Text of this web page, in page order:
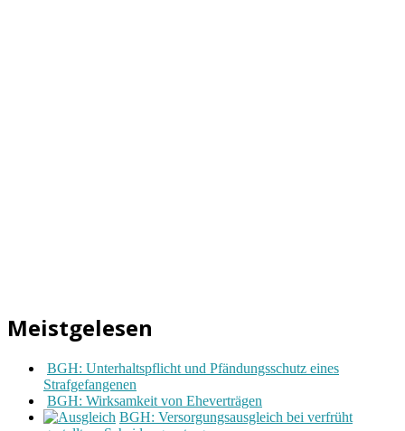
Meistgelesen
BGH: Unterhaltspflicht und Pfändungsschutz eines
Strafgefangenen
BGH: Wirksamkeit von Eheverträgen
BGH: Versorgungsausgleich bei verfrüht